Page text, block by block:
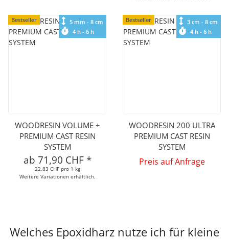
Bestseller
5 mm - 8 cm
4 h - 6 h
WOODRESIN VOLUME +
PREMIUM CAST RESIN
SYSTEM
ab 71,90 CHF *
22,83 CHF pro 1 kg
Weitere Variationen erhältlich.
Bestseller
3 cm - 8 cm
4 h - 6 h
WOODRESIN 200 ULTRA
PREMIUM CAST RESIN
SYSTEM
Preis auf Anfrage
Welches Epoxidharz nutze ich für kleine